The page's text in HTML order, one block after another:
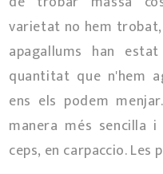
varietat no hem
apagallums han
quantitat que n'hem
ens els podem
manera més sencilla
ceps, en carpaccio.